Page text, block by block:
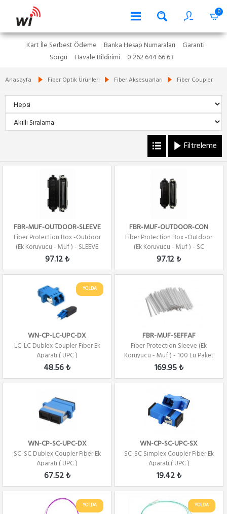
0
Kart İle Serbest Ödeme Banka Hesap Numaraları
Garanti
Sorgu
Havale Bildirimi 0 262 644 66 63
Anasayfa Fiber Optik Ürünleri Fiber Aksesuarları Fiber Coupler
Filtreleme
FBR-MUF-OUTDOOR-SLEEVE
Fiber Protection Box -Outdoor
(Ek Koruyucu - Muf ) - SLEEVE
TIPI
97.12 ₺
FBR-MUF-OUTDOOR-CON
Fiber Protection Box -Outdoor
(Ek Koruyucu - Muf ) - SC
KONNEKTOR ...
97.12 ₺
YOLDA
WN-CP-LC-UPC-DX
LC-LC Dublex Coupler Fiber Ek
Aparatı ( UPC )
48.56 ₺
FBR-MUF-SEFFAF
Fiber Protection Sleeve (Ek
Koruyucu - Muf ) - 100 Lü Paket
169.95 ₺
WN-CP-SC-UPC-DX
SC-SC Dublex Coupler Fiber Ek
Aparatı ( UPC )
67.52 ₺
WN-CP-SC-UPC-SX
SC-SC Sımplex Coupler Fiber Ek
Aparatı ( UPC )
19.42 ₺
YOLDA YOLDA